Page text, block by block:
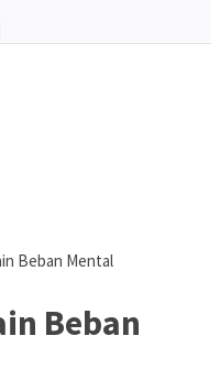
Beban Mental
Beban